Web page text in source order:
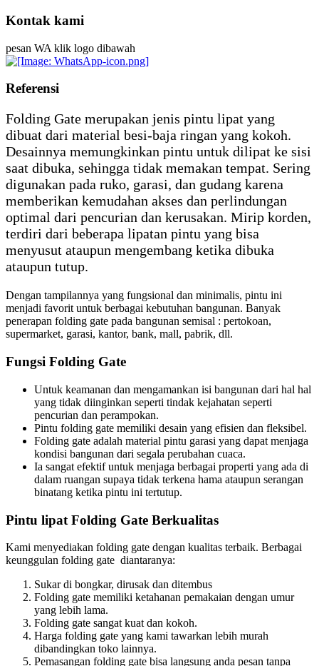
Kontak kami
pesan WA klik logo dibawah
Referensi
Folding Gate merupakan jenis pintu lipat yang
dibuat dari material besi-baja ringan yang kokoh.
Desainnya memungkinkan pintu untuk dilipat ke sisi
saat dibuka, sehingga tidak memakan tempat. Sering
digunakan pada ruko, garasi, dan gudang karena
memberikan kemudahan akses dan perlindungan
optimal dari pencurian dan kerusakan. Mirip korden,
terdiri dari beberapa lipatan pintu yang bisa
menyusut ataupun mengembang ketika dibuka
ataupun tutup.
Dengan tampilannya yang fungsional dan minimalis, pintu ini
menjadi favorit untuk berbagai kebutuhan bangunan. Banyak
penerapan folding gate pada bangunan semisal : pertokoan,
supermarket, garasi, kantor, bank, mall, pabrik, dll.
Fungsi Folding Gate
Untuk keamanan dan mengamankan isi bangunan dari hal hal
yang tidak diinginkan seperti tindak kejahatan seperti
pencurian dan perampokan.
Pintu folding gate memiliki desain yang efisien dan fleksibel.
Folding gate adalah material pintu garasi yang dapat menjaga
kondisi bangunan dari segala perubahan cuaca.
Ia sangat efektif untuk menjaga berbagai properti yang ada di
dalam ruangan supaya tidak terkena hama ataupun serangan
binatang ketika pintu ini tertutup.
Pintu lipat Folding Gate Berkualitas
Kami menyediakan folding gate dengan kualitas terbaik. Berbagai
keunggulan folding gate diantaranya:
Sukar di bongkar, dirusak dan ditembus
Folding gate memiliki ketahanan pemakaian dengan umur
yang lebih lama.
Folding gate sangat kuat dan kokoh.
Harga folding gate yang kami tawarkan lebih murah
dibandingkan toko lainnya.
Pemasangan folding gate bisa langsung anda pesan tanpa